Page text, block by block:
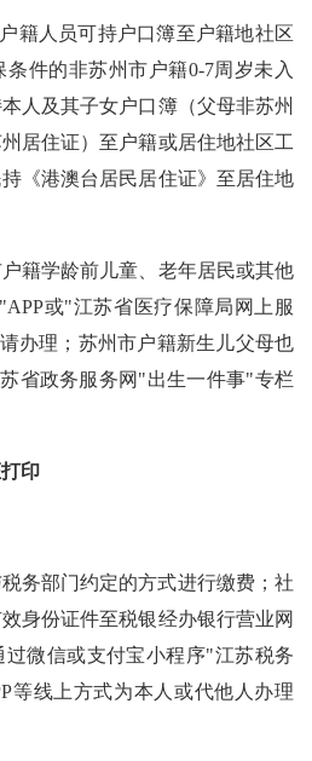
籍人员可持户口簿至户籍地社区
件的非苏州市户籍0-7周岁未入
人及其子女户口簿（父母非苏州
居住证）至户籍或居住地社区工
《港澳台居民居住证》至居住地
籍学龄前儿童、老年居民或其他
或"江苏省医疗保障局网上服
办理；苏州市户籍新生儿父母也
省政务服务网"出生一件事"专栏
印
务部门约定的方式进行缴费；社
身份证件至税银经办银行营业网
过微信或支付宝小程序"江苏税务
等线上方式为本人或代他人办理